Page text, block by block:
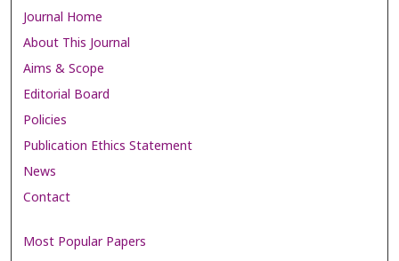
Journal Home
About This Journal
Aims & Scope
Editorial Board
Policies
Publication Ethics Statement
News
Contact
Most Popular Papers